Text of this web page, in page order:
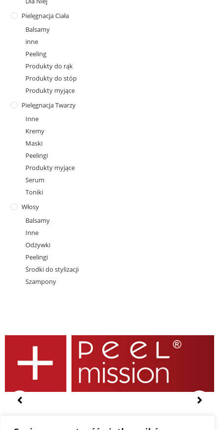
Pielęgnacja Ciała
Balsamy
inne
Peeling
Produkty do rąk
Produkty do stóp
Produkty myjące
Pielęgnacja Twarzy
Inne
Kremy
Maski
Peelingi
Produkty myjące
Serum
Toniki
Włosy
Balsamy
Inne
Odżywki
Peelingi
Środki do stylizacji
Szampony